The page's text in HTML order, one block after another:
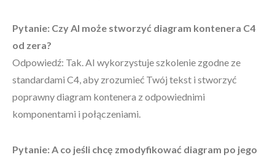
Pytanie: Czy AI może stworzyć diagram kontenera C4
od zera?
Odpowiedź: Tak. AI wykorzystuje szkolenie zgodne ze
standardami C4, aby zrozumieć Twój tekst i stworzyć
poprawny diagram kontenera z odpowiednimi
komponentami i połączeniami.
Pytanie: A co jeśli chcę zmodyfikować diagram po jego